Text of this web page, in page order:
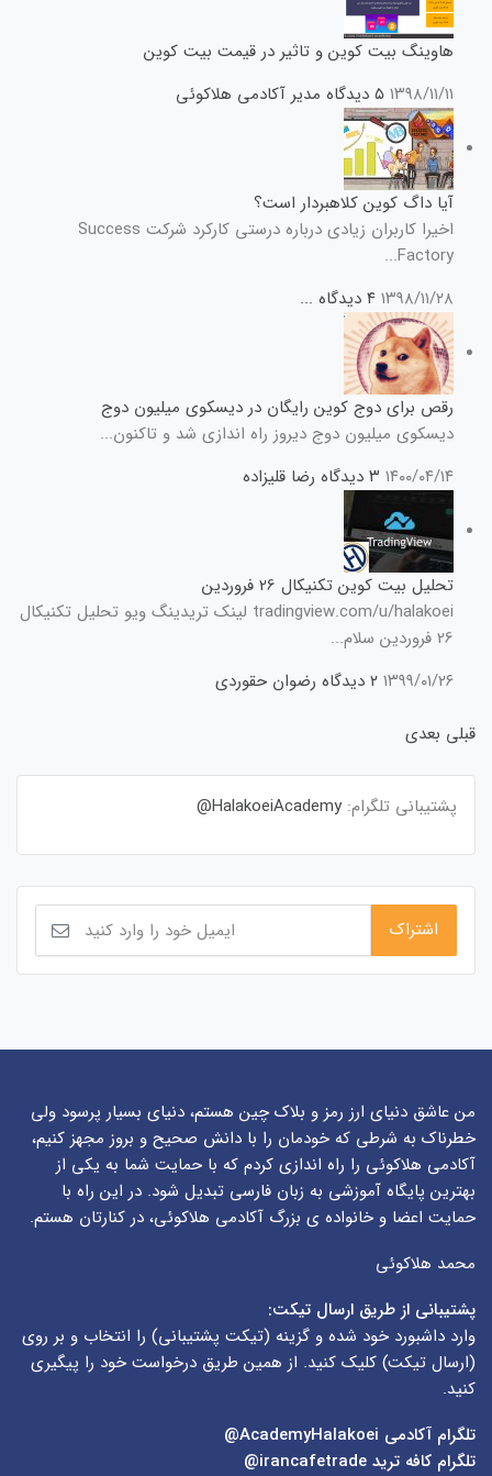
هاوینگ بیت کوین و تاثیر در قیمت بیت کوین
۱۳۹۸/۱۱/۱۱ ۵ دیدگاه مدیر آکادمی هلاکوئی
آیا داگ کوین کلاهبردار است؟
اخیرا کاربران زیادی درباره درستی کارکرد شرکت Success
Factory...
۱۳۹۸/۱۱/۲۸ ۴ دیدگاه ...
رقص برای دوج کوین رایگان در دیسکوی میلیون دوج
دیسکوی میلیون دوج دیروز راه اندازی شد و تاکنون...
۱۴۰۰/۰۴/۱۴ ۳ دیدگاه رضا قلیزاده
تحلیل بیت کوین تکنیکال 26 فروردین
tradingview.com/u/halakoei لینک تریدینگ ویو تحلیل تکنیکال
26 فروردین سلام...
۱۳۹۹/۰۱/۲۶ ۲ دیدگاه
رضوان حقوردی
قبلی بعدی
پشتیبانی تلگرام: HalakoeiAcademy@
من عاشق دنیای ارز رمز و بلاک چین هستم، دنیای بسیار پرسود ولی
خطرناک به شرطی که خودمان را با دانش صحیح و بروز مجهز کنیم،
آکادمی هلاکوئی را راه اندازی کردم که با حمایت شما به یکی از
بهترین پایگاه آموزشی به زبان فارسی تبدیل شود. در این راه با
حمایت اعضا و خانواده ی بزرگ آکادمی هلاکوئی، در کنارتان هستم.
محمد هلاکوئی
پشتیبانی از طریق ارسال تیکت:
وارد داشبورد خود شده و گزینه (تیکت پشتیبانی) را انتخاب و بر روی
(ارسال تیکت) کلیک کنید. از همین طریق درخواست خود را پیگیری
کنید.
تلگرام آکادمی
تلگرام کافه ترید irancafetrade@